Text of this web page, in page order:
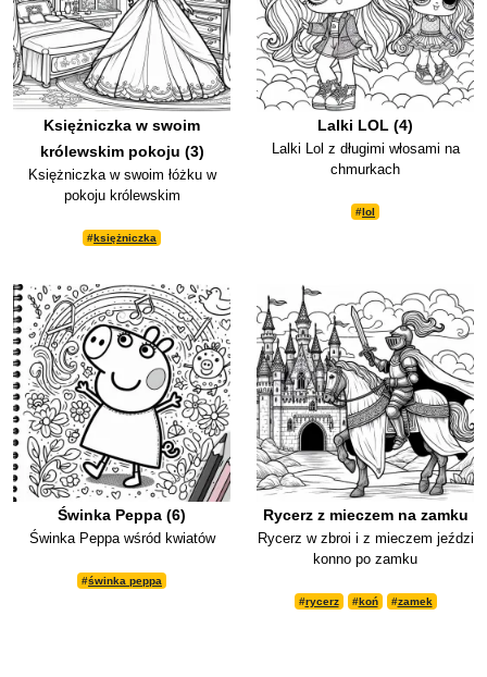
Księżniczka w swoim
królewskim pokoju (3)
Księżniczka w swoim łóżku w
pokoju królewskim
#księżniczka
Lalki LOL (4)
Lalki Lol z długimi włosami na
chmurkach
#lol
Świnka Peppa (6)
Świnka Peppa wśród kwiatów
#świnka peppa
Rycerz z mieczem na zamku
Rycerz w zbroi i z mieczem jeździ
konno po zamku
#rycerz #koń #zamek